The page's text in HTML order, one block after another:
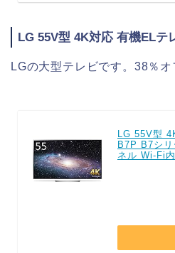
LG 55V型 4K対応 有機ELテ
LGの大型テレビです。38％オ
LG 55V型
B7P B7シ
ネル Wi-Fi